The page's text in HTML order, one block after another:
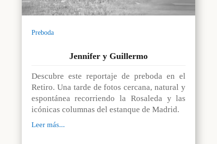
Preboda
Jennifer y Guillermo
Descubre este reportaje de preboda en el
Retiro. Una tarde de fotos cercana, natural y
espontánea recorriendo la Rosaleda y las
icónicas columnas del estanque de Madrid.
Leer más...